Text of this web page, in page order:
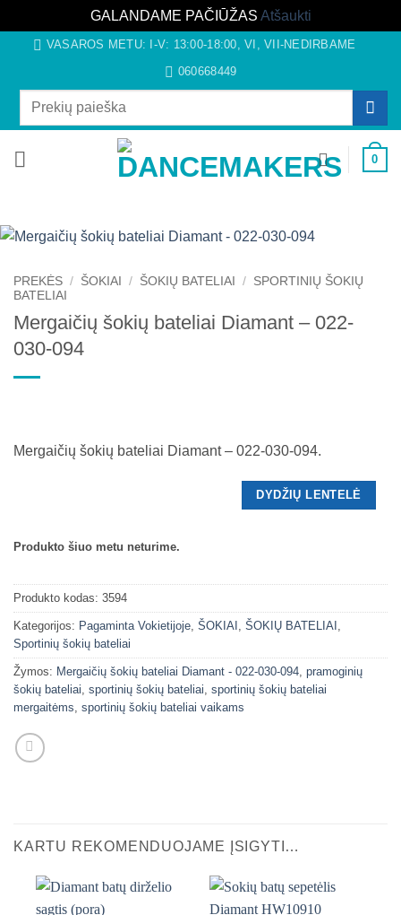
GALANDAME PAČIŪŽAS Atšaukti
content
VASAROS METU: I-V: 13:00-18:00, VI, VII-NEDIRBAME
060668449
Ieškoti:
0
PREKĖS / ŠOKIAI / ŠOKIŲ BATELIAI / SPORTINIŲ ŠOKIŲ
BATELIAI
Mergaičių šokių bateliai Diamant – 022-
030-094
Mergaičių šokių bateliai Diamant – 022-030-094.
DYDŽIŲ LENTELĖ
Produkto šiuo metu neturime.
Produkto kodas: 3594
Kategorijos: Pagaminta Vokietijoje, ŠOKIAI , ŠOKIŲ BATELIAI ,
Sportinių šokių bateliai
Žymos: Mergaičių šokių bateliai Diamant - 022-030-094, pramoginių
šokių bateliai, sportinių šokių bateliai, sportinių šokių bateliai
mergaitėms, sportinių šokių bateliai vaikams
KARTU REKOMENDUOJAME ĮSIGYTI…